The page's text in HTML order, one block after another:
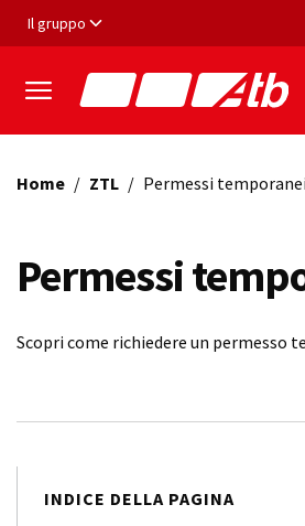
Vai ai contenuti
Vai al footer
Il gruppo
Home / ZTL / Permessi temporanei
Permessi
Scopri come richiedere un permesso
INDICE DELLA PAGINA